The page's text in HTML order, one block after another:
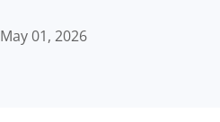
May 01, 2026